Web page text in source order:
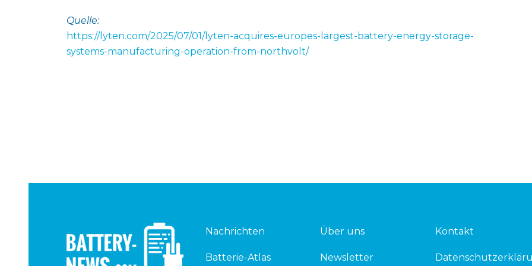
Quelle:
https://lyten.com/2025/07/01/lyten-acquires-europes-largest-battery-energy-storage-
systems-manufacturing-operation-from-northvolt/
Nachrichten
Batterie-Atlas
Über uns
Newsletter
Kontakt